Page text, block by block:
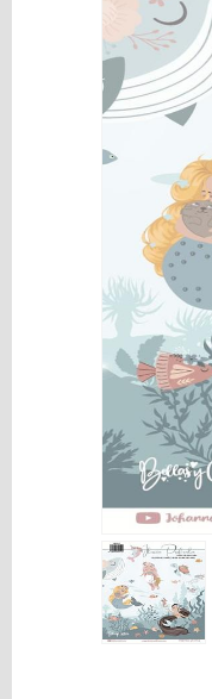
Mediums
Máquinas
REBAJAS
Novedades
NAVIDAD
Papelería
Herramientas
3D
Liquidación
Scrapbooking
Resinas
Colorantes
Tarjeta
Regalo
Figuras